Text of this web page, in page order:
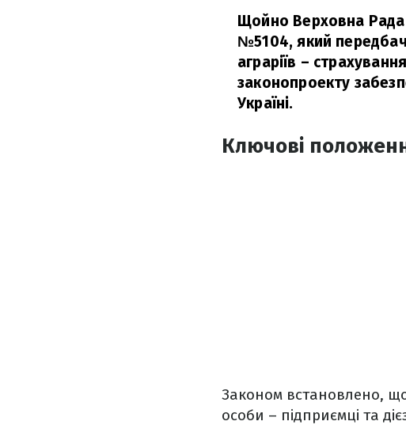
Щойно Верховна Рада
№5104, який
аграріїв –
законопроекту
Україні.
Ключові
Законом встановлено,
особи – підприємці та